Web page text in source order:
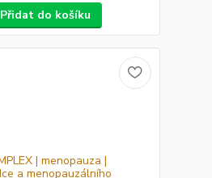
Přidat do košíku